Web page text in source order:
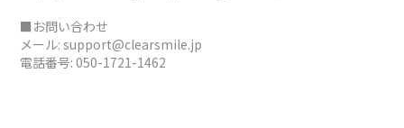
■お問い合わせ
メール: support@clearsmile.jp
電話番号: 050-1721-1462